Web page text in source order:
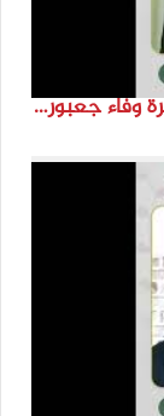
انتماء2021: قصائد لعيون فلسطين، الشاعرة وفاء جعبور، الاردن